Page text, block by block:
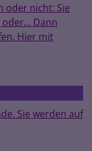
oder nicht: Sie
Dann
Hier mit
Sie werden auf